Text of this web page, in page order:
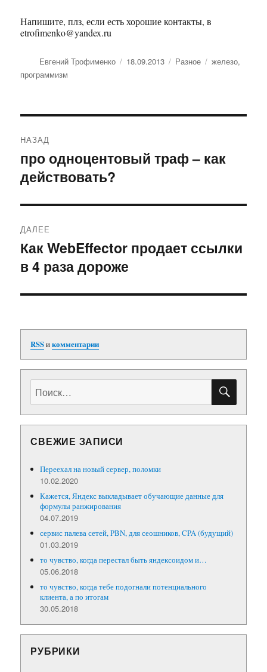
Напишите, плз, если есть хорошие контакты, в
etrofimenko@yandex.ru
Автор
Евгений Трофименко Опубликовано
18.09.2013 Рубрики
Разное Метки
железо,
программизм
по
записям
НАЗАД
Предыдущая
запись:
про одноцентовый траф – как
действовать?
ДАЛЕЕ
Следующая
запись:
Как WebEffector продает ссылки
в 4 раза дороже
RSSикомментарии
СВЕЖИЕ ЗАПИСИ
Переехал на новый сервер, поломки
10.02.2020
Кажется, Яндекс выкладывает обучающие данные для
формулы ранжирования
04.07.2019
сервис палева сетей, PBN, для сеошников, CPA (будущий)
01.03.2019
то чувство, когда перестал быть яндексоидом и…
05.06.2018
то чувство, когда тебе подогнали потенциального
клиента, а по итогам
30.05.2018
РУБРИКИ